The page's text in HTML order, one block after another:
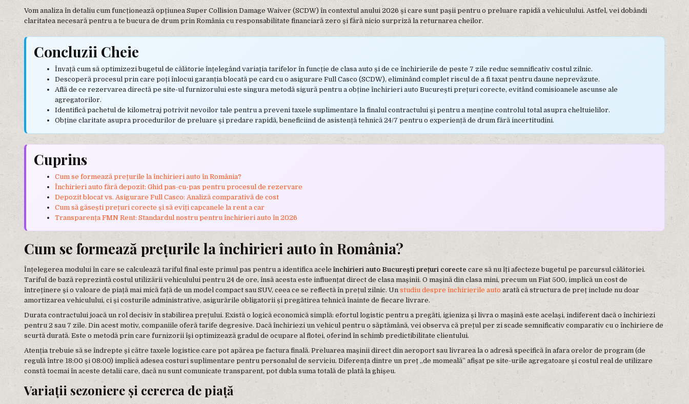
Vom analiza în detaliu cum funcționează opțiunea Super Collision Damage Waiver (SCDW) în contextul anului 2026 și care sunt pașii pentru o preluare rapidă a vehiculului. Astfel, vei dobândi
claritatea necesară pentru a te bucura de drum prin România cu responsabilitate financiară zero și fără nicio surpriză la returnarea cheilor.
Concluzii Cheie
Învață cum să optimizezi bugetul de călătorie înțelegând variația tarifelor în funcție de clasa auto și de ce închirierile de peste 7 zile reduc semnificativ costul zilnic.
Descoperă procesul prin care poți înlocui garanția blocată pe card cu o asigurare Full Casco (SCDW), eliminând complet riscul de a fi taxat pentru daune neprevăzute.
Află de ce rezervarea directă pe site-ul furnizorului este singura metodă sigură pentru a obține închirieri auto București prețuri corecte, evitând comisioanele ascunse ale
agregatorilor.
Identifică pachetul de kilometraj potrivit nevoilor tale pentru a preveni taxele suplimentare la finalul contractului și pentru a menține controlul total asupra cheltuielilor.
Obține claritate asupra procedurilor de preluare și predare rapidă, beneficiind de asistență tehnică 24/7 pentru o experiență de drum fără incertitudini.
Cuprins
Cum se formează prețurile la închirieri auto în România?
Închirieri auto fără depozit: Ghid pas-cu-pas pentru procesul de rezervare
Depozit blocat vs. Asigurare Full Casco: Analiză comparativă de cost
Cum să găsești prețuri corecte și să eviți capcanele la rent a car
Transparența FMN Rent: Standardul nostru pentru închirieri auto în 2026
Cum se formează prețurile la închirieri auto în România?
Înțelegerea modului în care se calculează tariful final este primul pas pentru a identifica acele închirieri auto București prețuri corecte care să nu îți afecteze bugetul pe parcursul călătoriei.
Tariful de bază reprezintă costul utilizării vehiculului pentru 24 de ore, însă acesta este influențat direct de clasa mașinii. O mașină din clasa mini, precum un Fiat 500, implică un cost de
întreținere și o valoare de piață mai mică față de un model compact sau SUV, ceea ce se reflectă în prețul zilnic. Un studiu despre închirierile auto arată că structura de preț include nu doar
amortizarea vehiculului, ci și costurile administrative, asigurările obligatorii și pregătirea tehnică înainte de fiecare livrare.
Durata contractului joacă un rol decisiv în stabilirea prețului. Există o logică economică simplă: efortul logistic pentru a pregăti, igieniza și livra o mașină este același, indiferent dacă o închiriezi
pentru 2 sau 7 zile. Din acest motiv, companiile oferă tarife degresive. Dacă închiriezi un vehicul pentru o săptămână, vei observa că prețul per zi scade semnificativ comparativ cu o închiriere de
scurtă durată. Este o metodă prin care furnizorii își optimizează gradul de ocupare al flotei, oferind în schimb predictibilitate clientului.
Atenția trebuie să se îndrepte și către taxele logistice care pot apărea pe factura finală. Preluarea mașinii direct din aeroport sau livrarea la o adresă specifică în afara orelor de program (de
regulă între 18:00 și 08:00) implică adesea costuri suplimentare pentru personalul de serviciu. Diferența dintre un preț „de momeală” afișat pe site-urile agregatoare și costul real de utilizare
constă tocmai în aceste detalii care, dacă nu sunt comunicate transparent, pot dubla suma totală de plată la ghișeu.
Variații sezoniere și cererea de piață